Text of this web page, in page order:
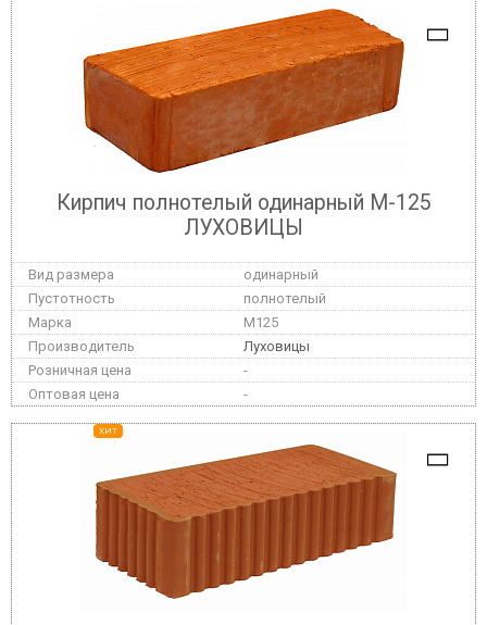
Кирпич полнотелый одинарный М-125
ЛУХОВИЦЫ
одинарный
полнотелый
M125
Луховицы
-
-
ХИТ